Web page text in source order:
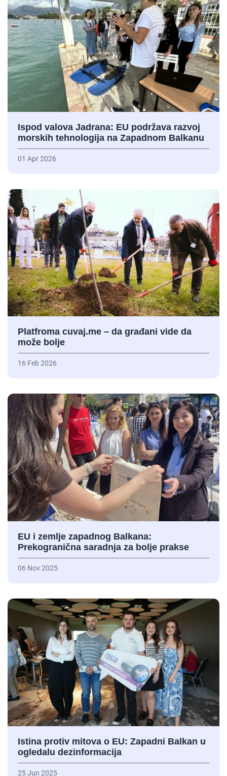
Ispod valova Jadrana: EU podržava razvoj
morskih tehnologija na Zapadnom Balkanu
01 Apr 2026
Platfroma cuvaj.me – da građani vide da
može bolje
16 Feb 2026
EU i zemlje zapadnog Balkana:
Prekogranična saradnja za bolje prakse
06 Nov 2025
Istina protiv mitova o EU: Zapadni Balkan u
ogledalu dezinformacija
25 Jun 2025